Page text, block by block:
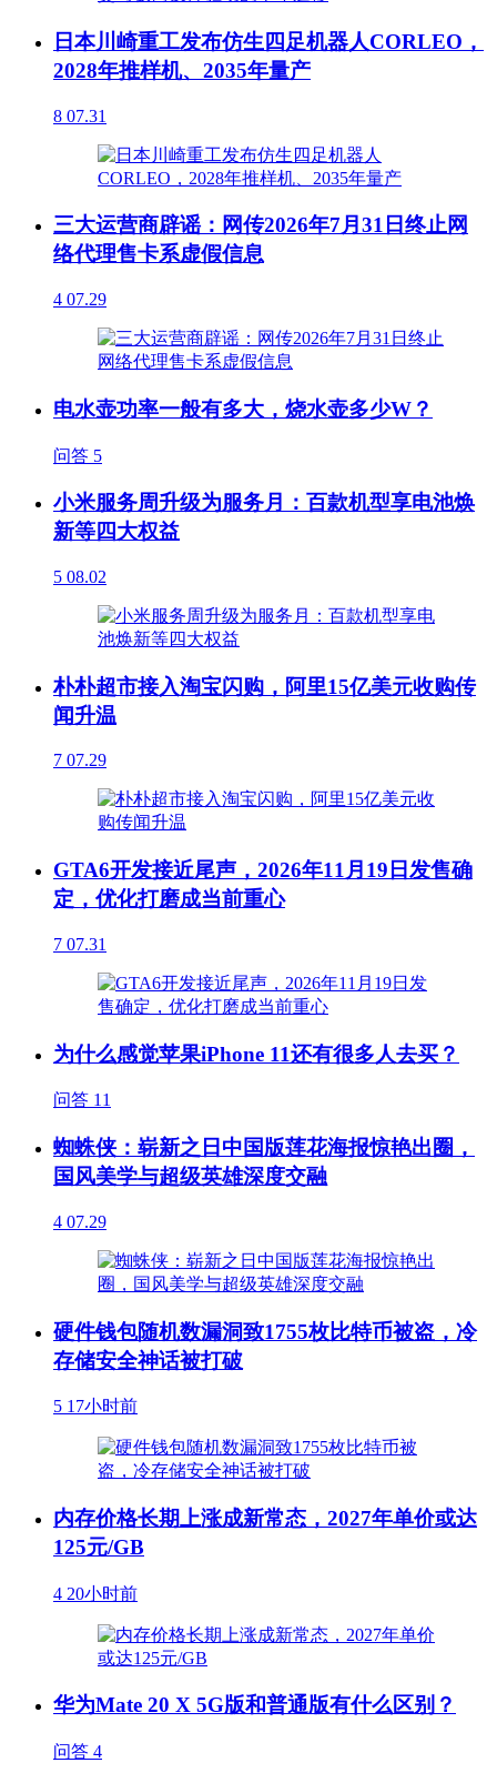
日本川崎重工发布仿生四足机器人CORLEO，
2028年推样机、2035年量产
8 07.31
三大运营商辟谣：网传2026年7月31日终止网
络代理售卡系虚假信息
4 07.29
电水壶功率一般有多大，烧水壶多少W？
问答 5
小米服务周升级为服务月：百款机型享电池焕
新等四大权益
5 08.02
朴朴超市接入淘宝闪购，阿里15亿美元收购传
闻升温
7 07.29
GTA6开发接近尾声，2026年11月19日发售确
定，优化打磨成当前重心
7 07.31
为什么感觉苹果iPhone 11还有很多人去买？
问答 11
蜘蛛侠：崭新之日中国版莲花海报惊艳出圈，
国风美学与超级英雄深度交融
4 07.29
硬件钱包随机数漏洞致1755枚比特币被盗，冷
存储安全神话被打破
5 17小时前
内存价格长期上涨成新常态，2027年单价或达
125元/GB
4 20小时前
华为Mate 20 X 5G版和普通版有什么区别？
问答 4